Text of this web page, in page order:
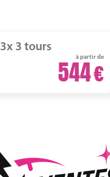
3x 3 tours
à partir de
544